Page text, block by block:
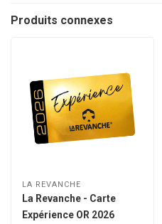
Produits connexes
LA REVANCHE
La Revanche - Carte
Expérience OR 2026